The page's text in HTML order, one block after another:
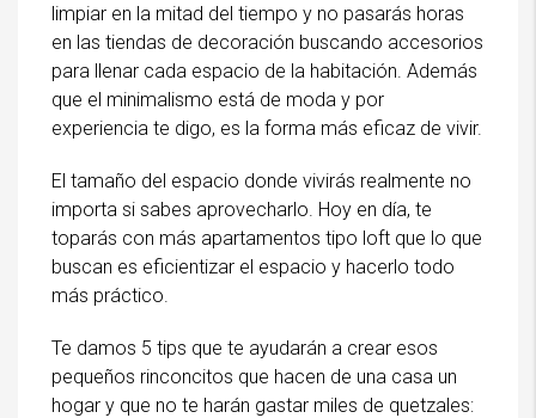
limpiar en la mitad del tiempo y no pasarás horas
en las tiendas de decoración buscando accesorios
para llenar cada espacio de la habitación. Además
que el minimalismo está de moda y por
experiencia te digo, es la forma más eficaz de vivir.
El tamaño del espacio donde vivirás realmente no
importa si sabes aprovecharlo. Hoy en día, te
toparás con más apartamentos tipo loft que lo que
buscan es eficientizar el espacio y hacerlo todo
más práctico.
Te damos 5 tips que te ayudarán a crear esos
pequeños rinconcitos que hacen de una casa un
hogar y que no te harán gastar miles de quetzales: